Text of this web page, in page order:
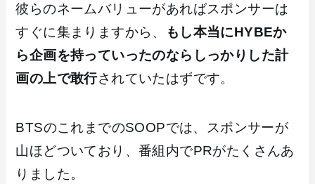
彼らのネームバリューがあればスポンサーは
すぐに集まりますから、
もし本当にHYBEか
ら企画を持っていったのならしっかりした計
画の上で敢行されていたはずです。
BTSのこれまでのSOOPでは、スポンサーが
山ほどついており、番組内でPRがたくさんあ
りました。